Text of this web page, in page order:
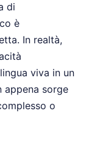
di
è
In realtà,
viva in un
appena sorge
o